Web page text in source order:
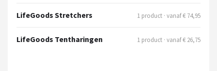
LifeGoods Stretchers 1 product · vanaf € 74,95
LifeGoods Tentharingen 1 product · vanaf € 26,75